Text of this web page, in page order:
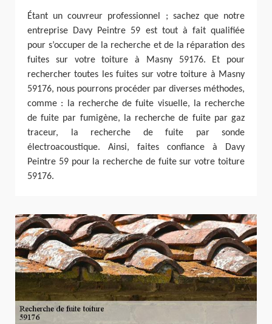
Étant un couvreur professionnel ; sachez que notre
entreprise Davy Peintre 59 est tout à fait qualifiée
pour s’occuper de la recherche et de la réparation des
fuites sur votre toiture à Masny 59176. Et pour
rechercher toutes les fuites sur votre toiture à Masny
59176, nous pourrons procéder par diverses méthodes,
comme : la recherche de fuite visuelle, la recherche
de fuite par fumigène, la recherche de fuite par gaz
traceur, la recherche de fuite par sonde
électroacoustique. Ainsi, faites confiance à Davy
Peintre 59 pour la recherche de fuite sur votre toiture
59176.